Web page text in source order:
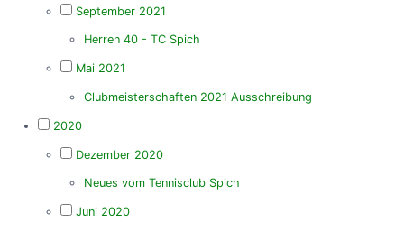
September 2021
Herren 40 - TC Spich
Mai 2021
Clubmeisterschaften 2021 Ausschreibung
2020
Dezember 2020
Neues vom Tennisclub Spich
Juni 2020